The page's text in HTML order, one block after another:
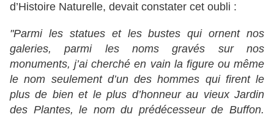
d’Histoire Naturelle, devait constater cet oubli :
"Parmi les statues et les bustes qui ornent nos
galeries, parmi les noms gravés sur nos
monuments, j’ai cherché en vain la figure ou même
le nom seulement d’un des hommes qui firent le
plus de bien et le plus d’honneur au vieux Jardin
des Plantes, le nom du prédécesseur de Buffon.